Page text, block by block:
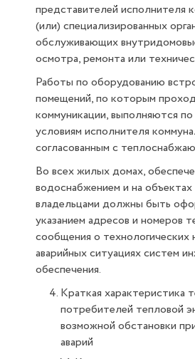
представителей исполнителя
(или) специализированных
обслуживающих
осмотра, ремонта или
Работы по оборудованию
помещений, по которым
коммуникации, выполняются
условиям исполнителя
согласованным с
Во всех жилых домах,
водоснабжением и на
владельцами должны быть
указанием адресов и номеров
сообщения о технологических
аварийных ситуациях систем
обеспечения.
Краткая характеристика
потребителей тепловой
возможной обстановки
аварий